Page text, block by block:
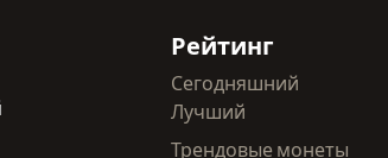
Рейтинг
Сегодняшний
Лучший
Трендовые монеты